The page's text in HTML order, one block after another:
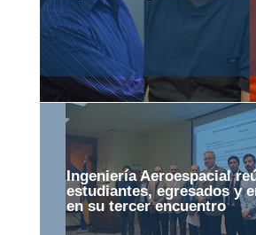
Ingeniería Aeroespacial
estudiantes, egresados y
en su tercer encuentro